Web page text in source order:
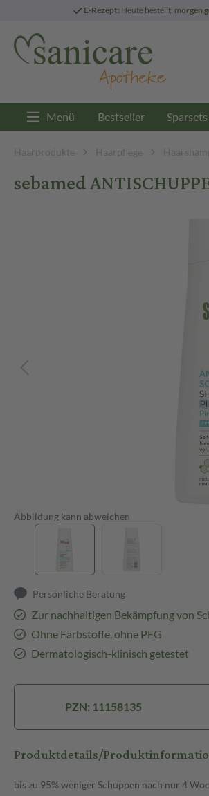
E-Rezept: Heute bestellt, morgen
Menü Bestseller Sparsets
Haarprodukte Haarpflege
sebamed
Abbildung kann abweichen
Persönliche Beratung
Zur nachhaltigen Bekämpfung von
Ohne Farbstoffe, ohne PEG
Dermatologisch-klinisch getestet
PZN: 11158135
Produktdetails/
bis zu 95% weniger Schuppen nach nur 4